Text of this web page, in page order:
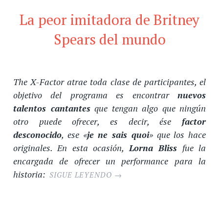
La peor imitadora de Britney
Spears del mundo
The X-Factor atrae toda clase de participantes, el
objetivo del programa es encontrar nuevos
talentos cantantesque tengan algo que ningún
otro puede ofrecer, es decir, ése factor
desconocido, ese «je ne sais quoi» que los hace
originales. En esta ocasión, Lorna Bliss fue la
encargada de ofrecer un performance para la
historia: SIGUE LEYENDO →